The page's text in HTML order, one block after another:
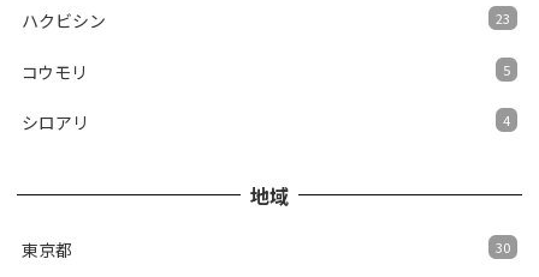
ハクビシン 23
コウモリ 5
シロアリ 4
地域
東京都 30